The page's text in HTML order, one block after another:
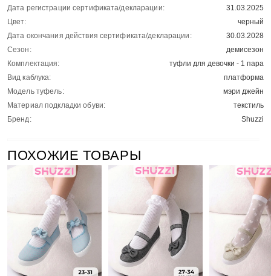
Дата регистрации сертификата/декларации:
31.03.2025
Цвет:
черный
Дата окончания действия сертификата/декларации:
30.03.2028
Сезон:
демисезон
Комплектация:
туфли для девочки - 1 пара
Вид каблука:
платформа
Модель туфель:
мэри джейн
Материал подкладки обуви:
текстиль
Бренд:
Shuzzi
ПОХОЖИЕ ТОВАРЫ